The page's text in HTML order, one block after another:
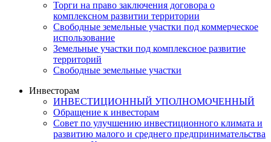
Торги на право заключения договора о
комплексном развитии территории
Свободные земельные участки под коммерческое
использование
Земельные участки под комплексное развитие
территорий
Свободные земельные участки
Инвесторам
ИНВЕСТИЦИОННЫЙ УПОЛНОМОЧЕННЫЙ
Обращение к инвесторам
Совет по улучшению инвестиционного климата и
развитию малого и среднего предпринимательства